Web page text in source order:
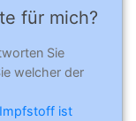
für mich?
Sie
welcher der
ist